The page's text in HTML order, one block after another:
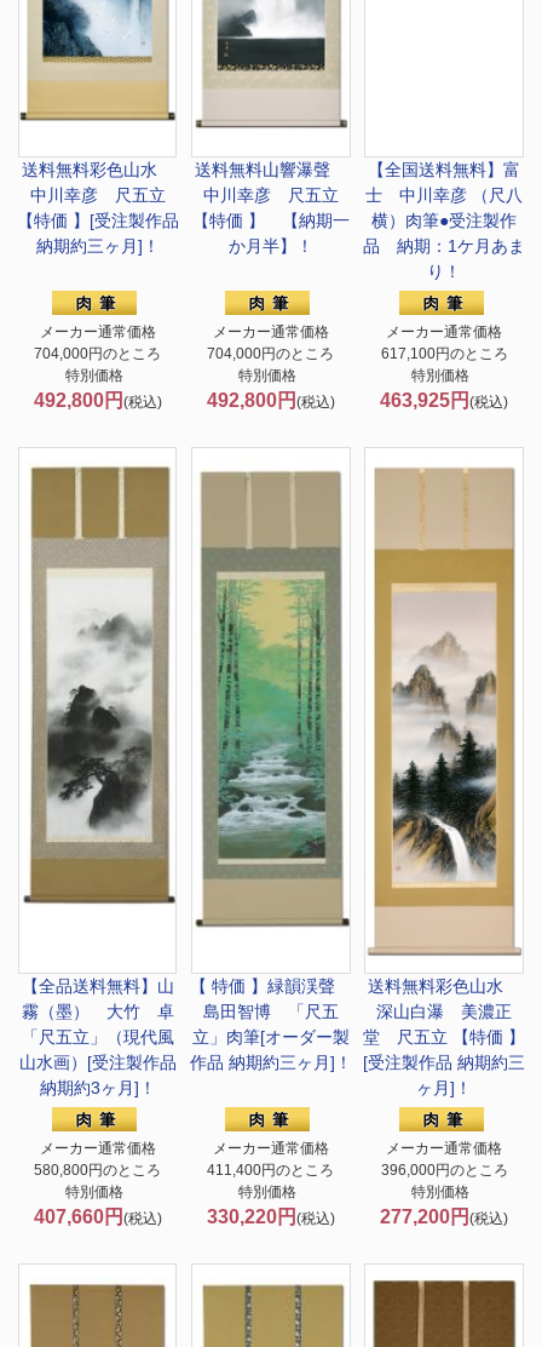
送料無料彩色山水
中川幸彦 尺五立
【特価 】[受注製作品
納期約三ヶ月]！
メーカー通常価格
704,000円のところ
特別価格
492,800円 (税込)
送料無料山響瀑聲
中川幸彦 尺五立
【特価 】 【納期一
か月半】！
メーカー通常価格
704,000円のところ
特別価格
492,800円 (税込)
【全国送料無料】富
士 中川幸彦 （尺八
横）肉筆●受注製作
品 納期：1ケ月あま
り！
メーカー通常価格
617,100円のところ
特別価格
463,925円(税込)
【全品送料無料】 山
霧（墨） 大竹 卓
「尺五立」（現代風
山水画）[受注製作品
納期約3ヶ月]！
メーカー通常価格
580,800円のところ
特別価格
407,660円 (税込)
【 特価 】緑韻渓聲
島田智博 「尺五
立」肉筆[オーダー製
作品 納期約三ヶ月]！
メーカー通常価格
411,400円のところ
特別価格
330,220円 (税込)
送料無料彩色山水
深山白瀑 美濃正
堂 尺五立 【特価 】
[受注製作品 納期約三
ヶ月]！
メーカー通常価格
396,000円のところ
特別価格
277,200円(税込)